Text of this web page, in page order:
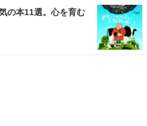
の本11選。心を育む